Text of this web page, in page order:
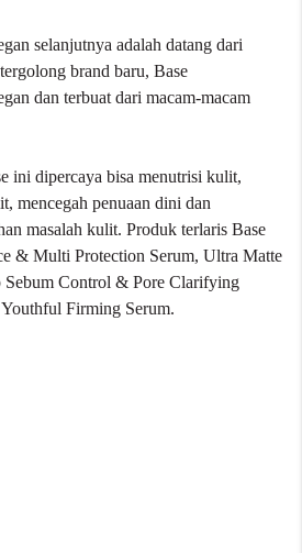
selanjutnya adalah datang dari
brand baru, Base
dan terbuat dari macam-macam
ini dipercaya bisa menutrisi kulit,
mencegah penuaan dini dan
masalah kulit. Produk terlaris Base
& Multi Protection Serum, Ultra Matte
Sebum Control & Pore Clarifying
Firming Serum.